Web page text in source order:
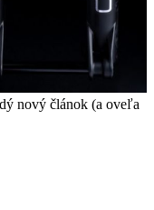
nový článok (a oveľa